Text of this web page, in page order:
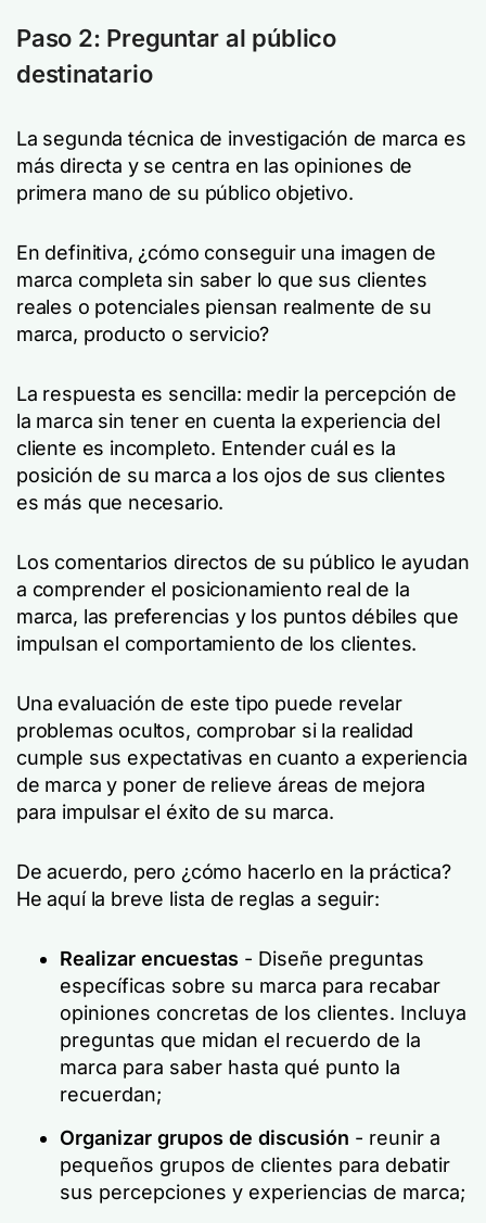
Paso 2: Preguntar al público
destinatario
La segunda técnica de investigación de marca es
más directa y se centra en las opiniones de
primera mano de su público objetivo.
En definitiva, ¿cómo conseguir una imagen de
marca completa sin saber lo que sus clientes
reales o potenciales piensan realmente de su
marca, producto o servicio?
La respuesta es sencilla: medir la percepción de
la marca sin tener en cuenta la experiencia del
cliente es incompleto. Entender cuál es la
posición de su marca a los ojos de sus clientes
es más que necesario.
Los comentarios directos de su público le ayudan
a comprender el posicionamiento real de la
marca, las preferencias y los puntos débiles que
impulsan el comportamiento de los clientes.
Una evaluación de este tipo puede revelar
problemas ocultos, comprobar si la realidad
cumple sus expectativas en cuanto a experiencia
de marca y poner de relieve áreas de mejora
para impulsar el éxito de su marca.
De acuerdo, pero ¿cómo hacerlo en la práctica?
He aquí la breve lista de reglas a seguir:
Realizar encuestas - Diseñe preguntas
específicas sobre su marca para recabar
opiniones concretas de los clientes. Incluya
preguntas que midan el recuerdo de la
marca para saber hasta qué punto la
recuerdan;
Organizar grupos de discusión - reunir a
pequeños grupos de clientes para debatir
sus percepciones y experiencias de marca;